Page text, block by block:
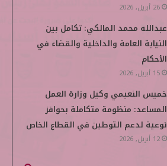
26 أبريل, 2026
عبدالله محمد المالكي: تكامل بين
النيابة العامة والداخلية والقضاء في
الأحكام
15 أبريل, 2026
خميس النعيمي وكيل وزارة العمل
المساعد: منظومة متكاملة بحوافز
نوعية لدعم التوطين في القطاع الخاص
12 أبريل, 2026